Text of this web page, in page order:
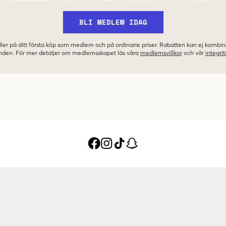
BLI MEDLEM IDAG
på ditt första köp som medlem och på ordinarie priser. Rabatten kan ej
För mer detaljer om medlemsskapet läs våra medlemsvillkor och vår